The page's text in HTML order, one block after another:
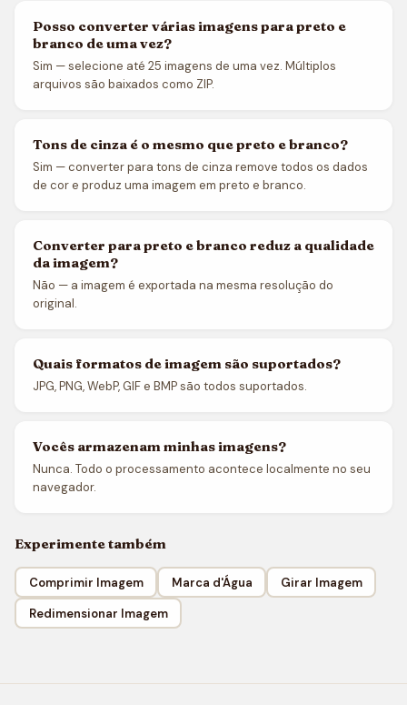
Posso converter várias imagens para preto e
branco de uma vez?
Sim — selecione até 25 imagens de uma vez. Múltiplos
arquivos são baixados como ZIP.
Tons de cinza é o mesmo que preto e branco?
Sim — converter para tons de cinza remove todos os dados
de cor e produz uma imagem em preto e branco.
Converter para preto e branco reduz a qualidade
da imagem?
Não — a imagem é exportada na mesma resolução do
original.
Quais formatos de imagem são suportados?
JPG, PNG, WebP, GIF e BMP são todos suportados.
Vocês armazenam minhas imagens?
Nunca. Todo o processamento acontece localmente no seu
navegador.
Experimente também
Comprimir Imagem Marca d'Água
Girar Imagem
Redimensionar Imagem